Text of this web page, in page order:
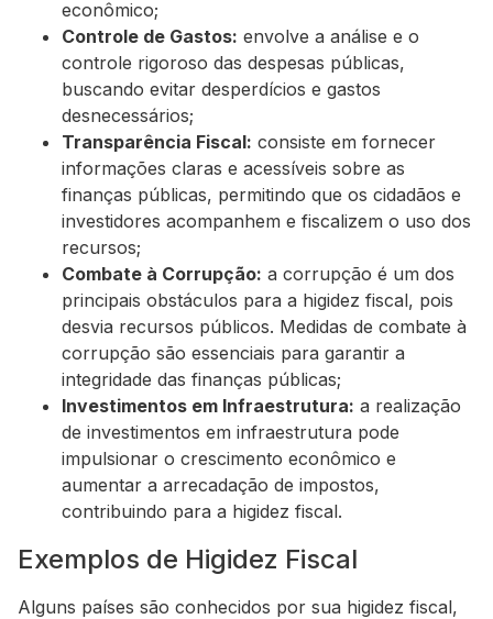
econômico;
Controle de Gastos: envolve a análise e o
controle rigoroso das despesas públicas,
buscando evitar desperdícios e gastos
desnecessários;
Transparência Fiscal: consiste em fornecer
informações claras e acessíveis sobre as
finanças públicas, permitindo que os cidadãos e
investidores acompanhem e fiscalizem o uso dos
recursos;
Combate à Corrupção: a corrupção é um dos
principais obstáculos para a higidez fiscal, pois
desvia recursos públicos. Medidas de combate à
corrupção são essenciais para garantir a
integridade das finanças públicas;
Investimentos em Infraestrutura: a realização
de investimentos em infraestrutura pode
impulsionar o crescimento econômico e
aumentar a arrecadação de impostos,
contribuindo para a higidez fiscal.
Exemplos de Higidez Fiscal
Alguns países são conhecidos por sua higidez fiscal,